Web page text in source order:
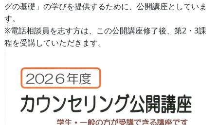
グの基礎」の学びを提供するために、公開講座としていま
す。
※電話相談員を志す方は、この公開講座修了後、第2・3課
程を受講していただきます。